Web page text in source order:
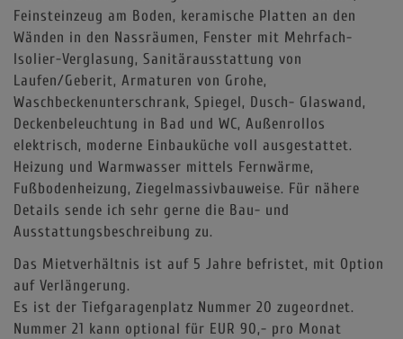
Feinsteinzeug am Boden, keramische Platten an den
Wänden in den Nassräumen, Fenster mit Mehrfach-
Isolier-Verglasung, Sanitärausstattung von
Laufen/Geberit, Armaturen von Grohe,
Waschbeckenunterschrank, Spiegel, Dusch- Glaswand,
Deckenbeleuchtung in Bad und WC, Außenrollos
elektrisch, moderne Einbauküche voll ausgestattet.
Heizung und Warmwasser mittels Fernwärme,
Fußbodenheizung, Ziegelmassivbauweise. Für nähere
Details sende ich sehr gerne die Bau- und
Ausstattungsbeschreibung zu.
Das Mietverhältnis ist auf 5 Jahre befristet, mit Option
auf Verlängerung.
Es ist der Tiefgaragenplatz Nummer 20 zugeordnet.
Nummer 21 kann optional für EUR 90,- pro Monat